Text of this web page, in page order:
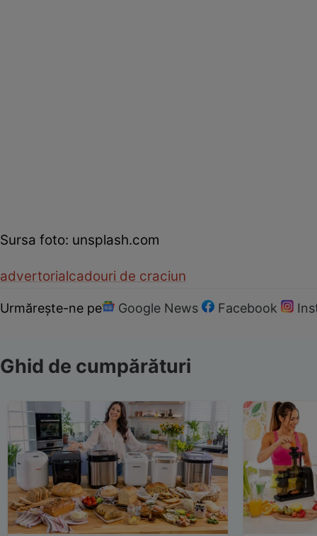
Sursa foto: unsplash.com
advertorialcadouri de craciun
Urmărește-ne pe Google News Facebook
Ghid de cumpărături